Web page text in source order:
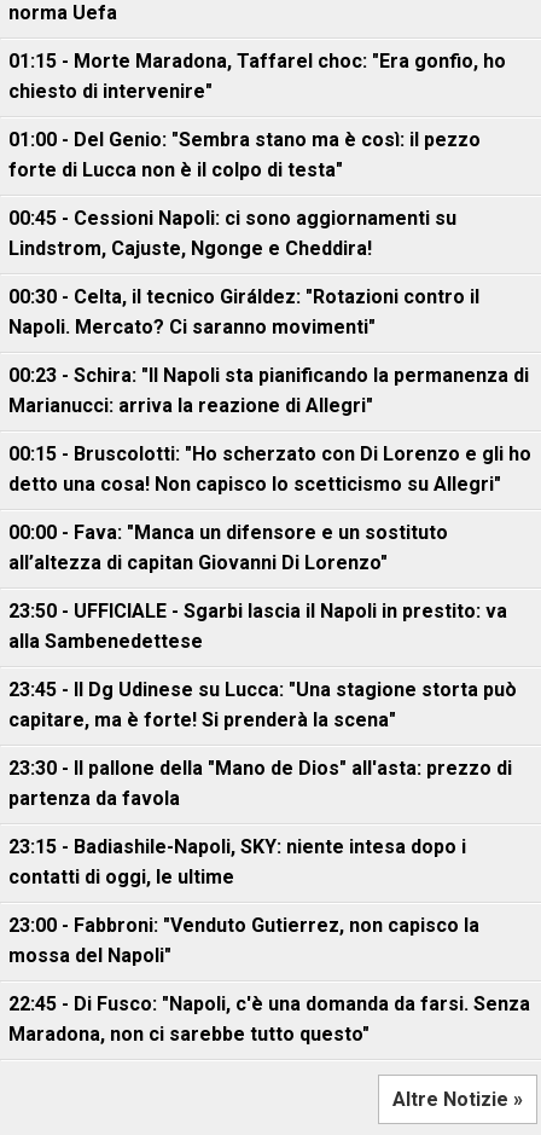
norma Uefa
01:15 - Morte Maradona, Taffarel choc: "Era gonfio, ho
chiesto di intervenire"
01:00 - Del Genio: "Sembra stano ma è così: il pezzo
forte di Lucca non è il colpo di testa"
00:45 - Cessioni Napoli: ci sono aggiornamenti su
Lindstrom, Cajuste, Ngonge e Cheddira!
00:30 - Celta, il tecnico Giráldez: "Rotazioni contro il
Napoli. Mercato? Ci saranno movimenti"
00:23 - Schira: "Il Napoli sta pianificando la permanenza di
Marianucci: arriva la reazione di Allegri"
00:15 - Bruscolotti: "Ho scherzato con Di Lorenzo e gli ho
detto una cosa! Non capisco lo scetticismo su Allegri"
00:00 - Fava: "Manca un difensore e un sostituto
all’altezza di capitan Giovanni Di Lorenzo"
23:50 - UFFICIALE - Sgarbi lascia il Napoli in prestito: va
alla Sambenedettese
23:45 - Il Dg Udinese su Lucca: "Una stagione storta può
capitare, ma è forte! Si prenderà la scena"
23:30 - Il pallone della "Mano de Dios" all'asta: prezzo di
partenza da favola
23:15 - Badiashile-Napoli, SKY: niente intesa dopo i
contatti di oggi, le ultime
23:00 - Fabbroni: "Venduto Gutierrez, non capisco la
mossa del Napoli"
22:45 - Di Fusco: "Napoli, c'è una domanda da farsi. Senza
Maradona, non ci sarebbe tutto questo"
Altre Notizie »